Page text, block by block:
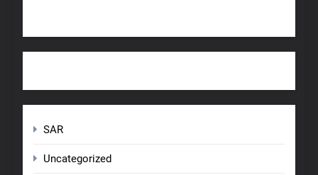
SAR
Uncategorized